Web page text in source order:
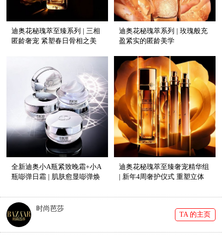
迪奥花秘瑰萃至臻系列 | 三相
匿龄奢宠 紧塑春日骨相之美
迪奥花秘瑰萃系列 | 玫瑰般充
盈紧实的匿龄美学
全新迪奥小A瓶紧致晚霜+小A
瓶嘭弹日霜 | 肌肤愈显嘭弹焕
迪奥花秘瑰萃至臻奢宠精华组
| 新年4周奢护仪式 重塑立体
时尚芭莎
TA 的主页